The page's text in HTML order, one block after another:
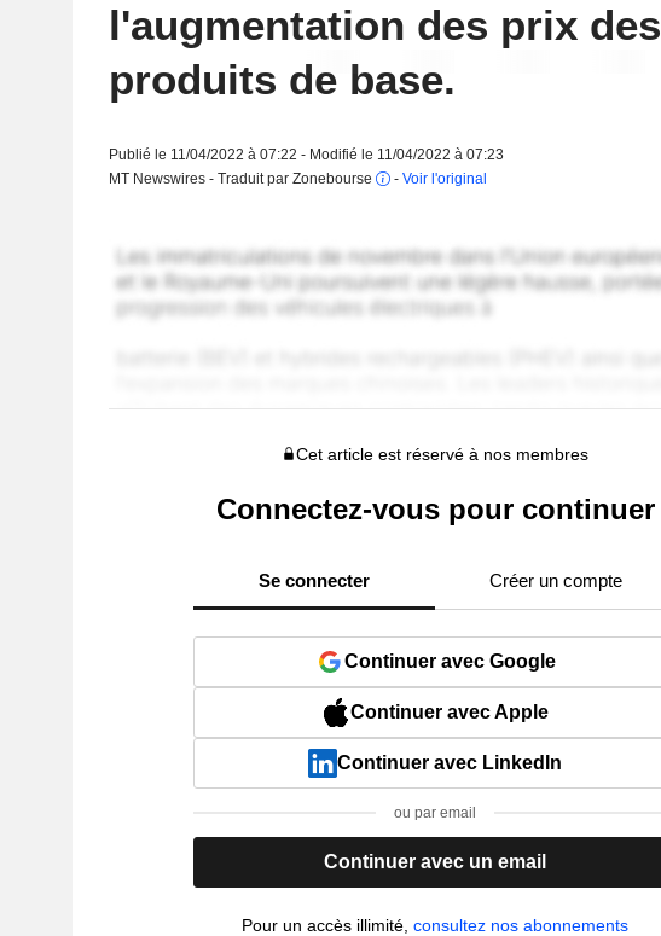
l'augmentation des prix des
produits de base.
Publié le 11/04/2022 à 07:22 - Modifié le 11/04/2022 à 07:23
MT Newswires - Traduit par Zonebourse
- Voir l'original
Cet article est réservé à nos membres
Connectez-vous pour continuer
Se connecter Créer un compte
Continuer avec Google
Continuer avec Apple
Continuer avec LinkedIn
ou par email
Continuer avec un email
Pour un accès illimité,consultez nos abonnements